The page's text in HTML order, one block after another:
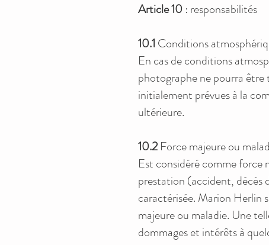
Article 10 : responsabilités
10.1 Conditions
En cas de conditions
photographe ne pourra être
initialement prévues à la
ultérieure.
10.2 Force majeure ou
Est considéré comme force
prestation (accident, décès
caractérisée. Marion Herlin
majeure ou maladie. Une
dommages et intérêts à